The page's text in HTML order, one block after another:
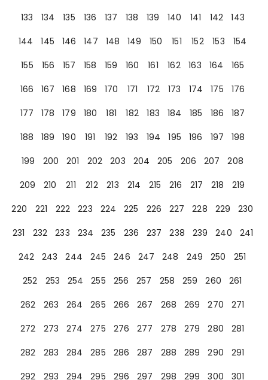
133
134 135 136 137 138 139 140 141 142
143
144
145 146 147 148 149 150 151 152 153
154
155
156 157 158 159 160 161 162 163 164
165
166
167 168 169 170 171 172 173 174 175
176
177
178 179 180 181 182 183 184 185 186
187
188
189 190 191 192 193 194 195 196 197
198
199
200 201 202 203 204 205 206 207
208
209
210 211 212 213 214 215 216 217 218
219
220
221 222 223 224 225 226 227 228 229
230
231
232 233 234 235 236 237 238 239 240
241
242
243 244 245 246 247 248 249 250
251
252
253 254 255 256 257 258 259 260
261
262
263 264 265 266 267 268 269 270
271
272
273 274 275 276 277 278 279 280
281
282
283 284 285 286 287 288 289 290
291
292
293 294 295 296 297 298 299 300 301